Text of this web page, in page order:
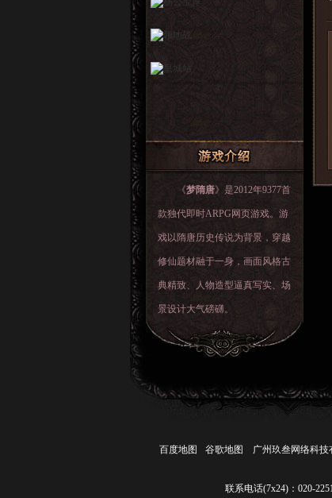
《梦隋唐》是2012年9377首
款独代即时ARPG网页游戏。游
戏以隋唐历史传说为背景，穿越
修仙题材融于一身，画面风格古
典精致、人物造型逼真写实、场
景设计大气磅礴。
广州玖叁网络科技
联系电话(7x24)：020-
百度地图 谷歌地图